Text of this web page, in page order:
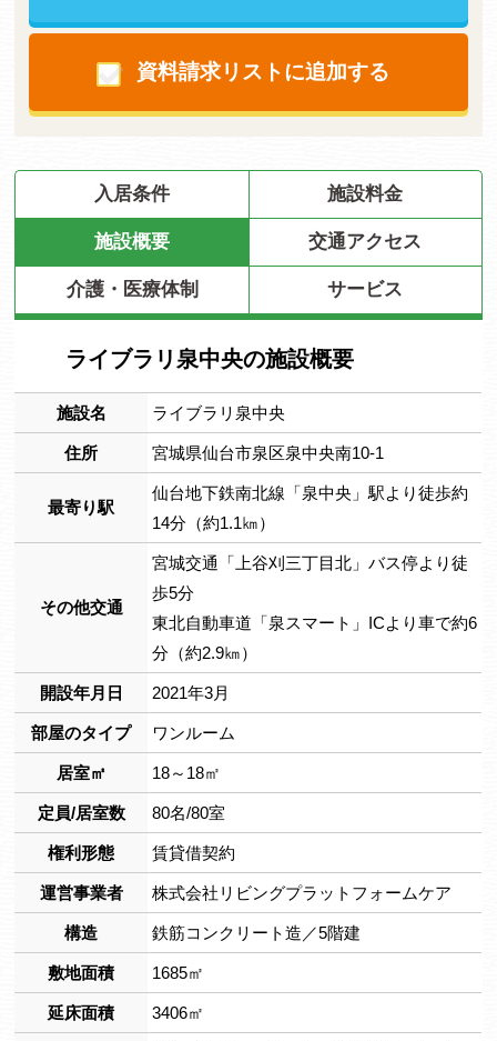
資料請求リストに追加する
入居条件 施設料金
施設概要 交通アクセス
介護・医療体制 サービス
ライブラリ泉中央の施設概要
施設名 ライブラリ泉中央
住所 宮城県仙台市泉区泉中央南10-1
最寄り駅
仙台地下鉄南北線「泉中央」駅より徒歩約
14分（約1.1㎞）
その他交通
宮城交通「上谷刈三丁目北」バス停より徒
歩5分
東北自動車道「泉スマート」ICより車で約6
分（約2.9㎞）
開設年月日 2021年3月
部屋のタイプ ワンルーム
居室㎡ 18～18㎡
定員/居室数 80名/80室
権利形態 賃貸借契約
運営事業者 株式会社リビングプラットフォームケア
構造 鉄筋コンクリート造／5階建
敷地面積 1685㎡
延床面積 3406㎡